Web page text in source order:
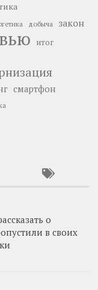
добыча закон
итог
смартфон
о
в своих